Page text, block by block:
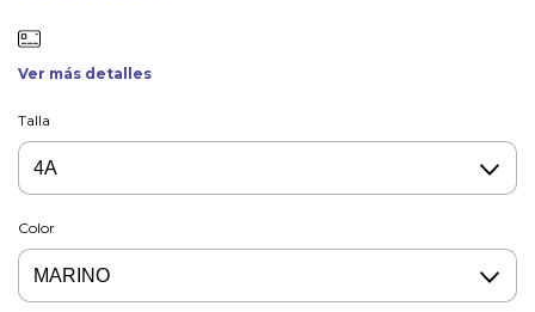
Ver más detalles
Talla
Color